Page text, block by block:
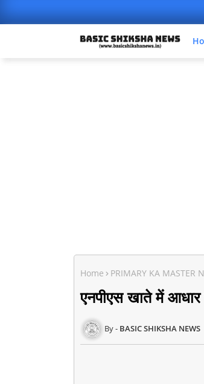
Home PRIMARY KA MASTER
एनपीएस खाते में आधार
BASIC SHIKSHA NEWS